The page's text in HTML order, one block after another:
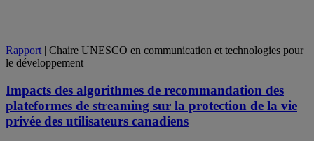
Rapport | Chaire UNESCO en communication et technologies pour
le développement
Impacts des algorithmes de recommandation des
plateformes de streaming sur la protection de la vie
privée des utilisateurs canadiens